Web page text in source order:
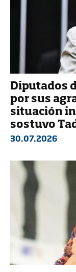
Diputados
por sus
situación
sostuvo
30.07.2026